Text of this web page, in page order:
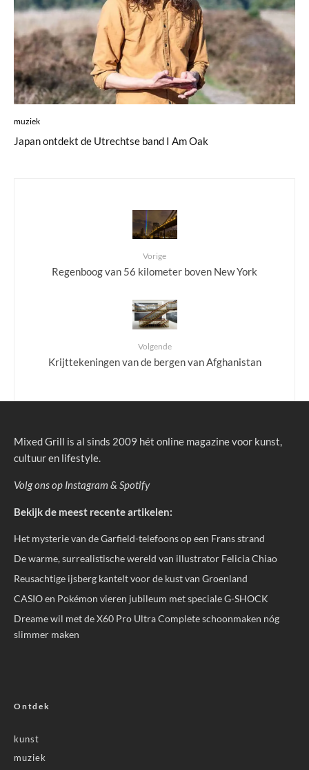
muziek
Japan ontdekt de Utrechtse band I Am Oak
Vorige
Regenboog van 56 kilometer boven New York
Volgende
Krijttekeningen van de bergen van Afghanistan
Mixed Grill is al sinds 2009 hét online magazine voor kunst,
cultuur en lifestyle.
Volg ons op Instagram & Spotify
Bekijk de meest recente artikelen:
Het mysterie van de Garfield-telefoons op een Frans strand
De warme, surrealistische wereld van illustrator Felicia Chiao
Reusachtige ijsberg kantelt voor de kust van Groenland
CASIO en Pokémon vieren jubileum met speciale G-SHOCK
Dreame wil met de X60 Pro Ultra Complete schoonmaken nóg
slimmer maken
Ontdek
kunst
muziek